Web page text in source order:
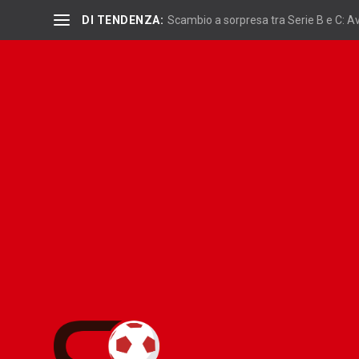
DI TENDENZA: Scambio a sorpresa tra Serie B e C: